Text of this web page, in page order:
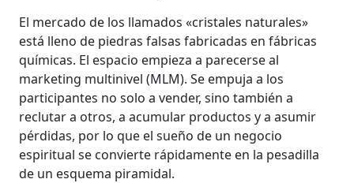
El mercado de los llamados «cristales naturales»
está lleno de piedras falsas fabricadas en fábricas
químicas. El espacio empieza a parecerse al
marketing multinivel (MLM). Se empuja a los
participantes no solo a vender, sino también a
reclutar a otros, a acumular productos y a asumir
pérdidas, por lo que el sueño de un negocio
espiritual se convierte rápidamente en la pesadilla
de un esquema piramidal.